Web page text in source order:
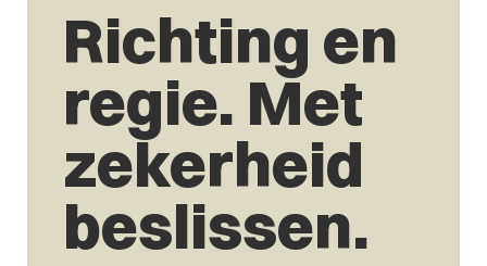
Richting en
regie. Met
zekerheid
beslissen.